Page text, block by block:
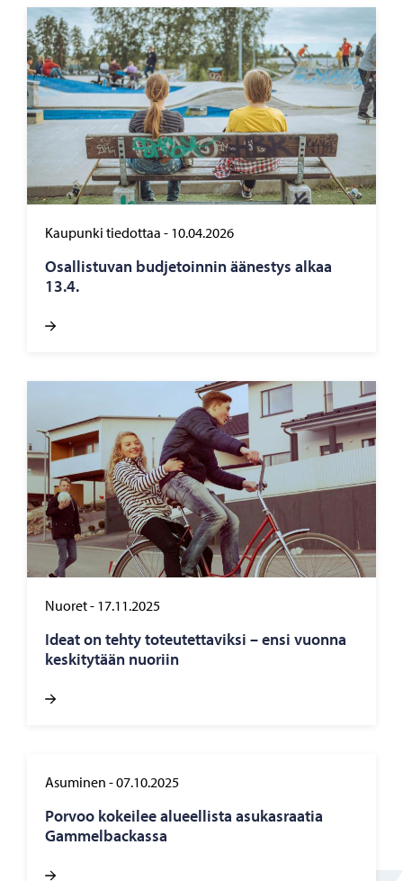
Kaupunki tiedottaa - 10.04.2026
Osal­lis­tu­van bud­je­toin­nin ää­nes­tys alkaa
13.4.
Nuoret- 17.11.2025
Ideat on tehty to­teu­tet­ta­vik­si – ensi vuon­na
kes­ki­ty­tään nuo­riin
Asuminen -07.10.2025
Por­voo ko­kei­lee alu­eel­lis­ta asu­kas­raa­tia
Gam­mel­bac­kas­sa